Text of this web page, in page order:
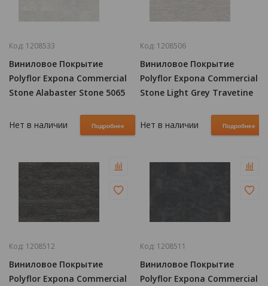
Код: 1208533
Виниловое Покрытие
Polyflor Expona Commercial
Stone Alabaster Stone 5065
Нет в наличии Подробнее
Код: 1208506
Виниловое Покрытие
Polyflor Expona Commercial
Stone Light Grey Travetine
Нет в наличии
Подробнее
Код: 1208512
Виниловое Покрытие
Polyflor Expona Commercial
Код: 1208511
Виниловое Покрытие
Polyflor Expona Commercial